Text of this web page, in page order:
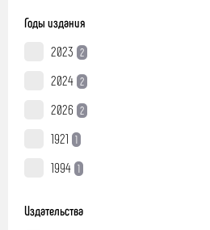
Годы издания
2023 2
2024 2
2026 2
1921 1
1994 1
Издательства